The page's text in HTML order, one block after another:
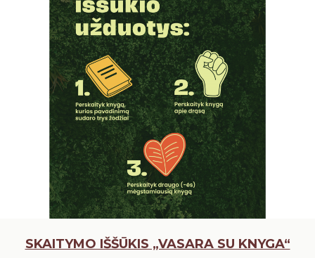
SKAITYMO IŠŠŪKIS „VASARA SU KNYGA“